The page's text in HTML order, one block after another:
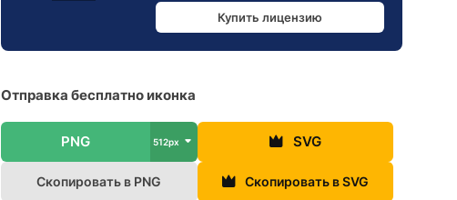
Купить лицензию
Отправка бесплатно иконка
PNG 512px SVG
Скопировать в PNG Скопировать в SVG